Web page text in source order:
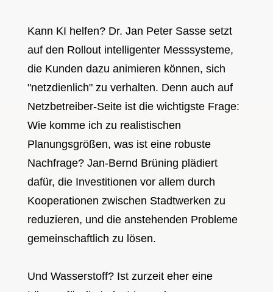
Kann KI helfen? Dr. Jan Peter Sasse setzt
auf den Rollout intelligenter Messsysteme,
die Kunden dazu animieren können, sich
"netzdienlich" zu verhalten. Denn auch auf
Netzbetreiber-Seite ist die wichtigste Frage:
Wie komme ich zu realistischen
Planungsgrößen, was ist eine robuste
Nachfrage? Jan-Bernd Brüning plädiert
dafür, die Investitionen vor allem durch
Kooperationen zwischen Stadtwerken zu
reduzieren, und die anstehenden Probleme
gemeinschaftlich zu lösen.
Und Wasserstoff? Ist zurzeit eher eine